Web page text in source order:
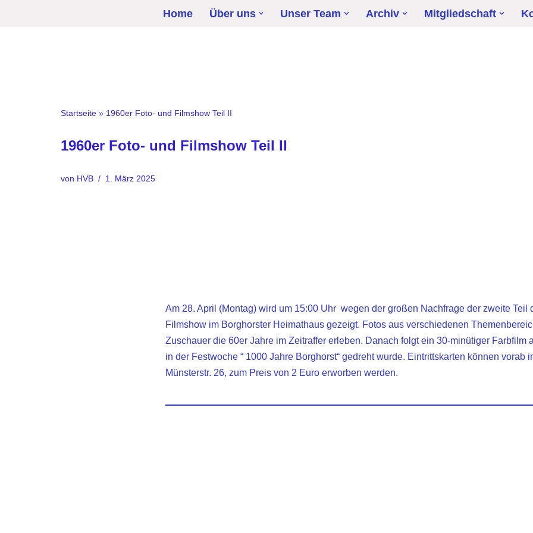
Home Über uns Unser Team Archiv Mitgliedschaft
Startseite » 1960er Foto- und Filmshow Teil II
1960er Foto- und Filmshow Teil II
von HVB 1. März 2025
Am 28. April (Montag) wird um 15:00 Uhr wegen der großen Nachfrage der zweite Teil
Filmshow im Borghorster Heimathaus gezeigt. Fotos aus verschiedenen
Zuschauer die 60er Jahre im Zeitraffer erleben. Danach folgt ein 30-minütiger Farbfilm
in der Festwoche “ 1000 Jahre Borghorst“ gedreht wurde. Eintrittskarten können vorab
Münsterstr. 26, zum Preis von 2 Euro erworben werden.